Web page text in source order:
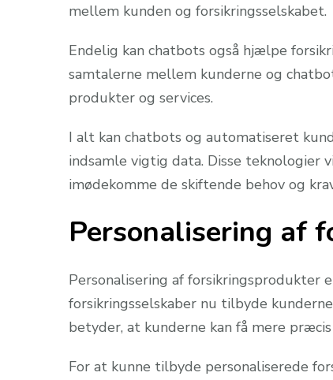
mellem kunden og forsikringsselskabet.
Endelig kan chatbots også hjælpe
samtalerne mellem kunderne og
produkter og services.
I alt kan chatbots og automatiseret
indsamle vigtig data. Disse teknologier
imødekomme de skiftende behov og
Personalisering af
Personalisering af forsikringsprodukter
forsikringsselskaber nu tilbyde
betyder, at kunderne kan få mere
For at kunne tilbyde personaliserede